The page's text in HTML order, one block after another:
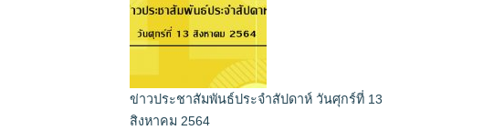
ข่าวประชาสัมพันธ์ประจำสัปดาห์ วันศุกร์ที่ 13
สิงหาคม 2564